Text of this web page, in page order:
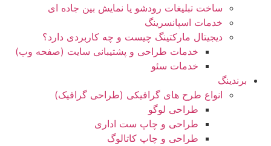
ساخت تبلیغات رودشو یا نمایش بین جاده ای
خدمات اسپانسرینگ
دیجیتال مارکتینگ چیست و چه کاربردی دارد؟
خدمات طراحی و پشتیبانی سایت (صفحه وب)
خدمات سئو
برندینگ
انواع طرح های گرافیکی (طراحی گرافیک)
طراحی لوگو
طراحی و چاپ ست اداری
طراحی و چاپ کاتالوگ